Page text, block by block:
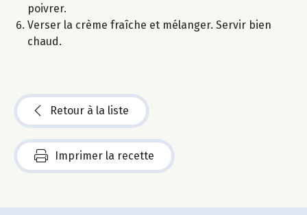
poivrer.
Verser la crème fraîche et mélanger. Servir bien
chaud.
Retour à la liste
Imprimer la recette